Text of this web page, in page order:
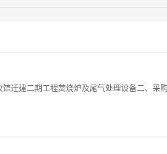
迁建二期工程焚烧炉及尾气处理设备二、采购